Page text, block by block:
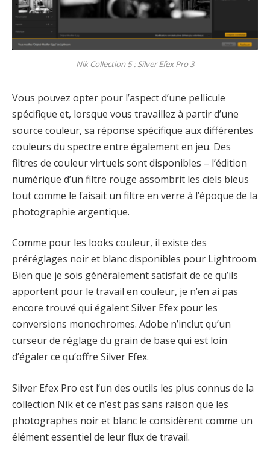
Nik Collection 5 : Silver Efex Pro 3
Vous pouvez opter pour l’aspect d’une pellicule
spécifique et, lorsque vous travaillez à partir d’une
source couleur, sa réponse spécifique aux différentes
couleurs du spectre entre également en jeu. Des
filtres de couleur virtuels sont disponibles – l’édition
numérique d’un filtre rouge assombrit les ciels bleus
tout comme le faisait un filtre en verre à l’époque de la
photographie argentique.
Comme pour les looks couleur, il existe des
préréglages noir et blanc disponibles pour Lightroom.
Bien que je sois généralement satisfait de ce qu’ils
apportent pour le travail en couleur, je n’en ai pas
encore trouvé qui égalent Silver Efex pour les
conversions monochromes. Adobe n’inclut qu’un
curseur de réglage du grain de base qui est loin
d’égaler ce qu’offre Silver Efex.
Silver Efex Pro est l’un des outils les plus connus de la
collection Nik et ce n’est pas sans raison que les
photographes noir et blanc le considèrent comme un
élément essentiel de leur flux de travail.